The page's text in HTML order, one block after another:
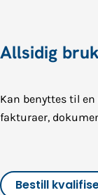
Allsidig
Kan benyttes til
fakturaer,
Bestill